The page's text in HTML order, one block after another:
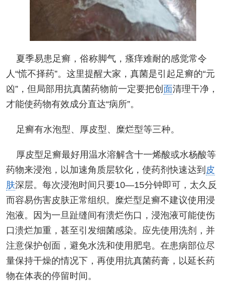
夏季易患足癣，俗称脚气，瘙痒难耐的感觉常令
人“慌不择药”。这里提醒大家，真菌是引起足癣的“元
凶”，但局部用抗真菌药物前一定要把创 面清理干净，
才能使药物有效成分直达“病所”。
足癣有水泡型、厚皮型、糜烂型等三种。
厚皮型足癣最好用温水溶解含十一烯酸或水杨酸等
药物来浸泡，以加速角质层软化，使药剂快速达到 皮
肤深层。每次浸泡时间只要10—15分钟即可，太久反
而容易伤害皮肤正常组织。糜烂型足癣不建议使用浸
泡液。因为一旦趾缝间有溃烂伤口，浸泡液可能使伤
口溃烂加重，甚至引发细菌感染。应先使用洗剂，并
注意保护创面，避免水洗和使用肥皂。在患病部位尽
量保持干燥的情况下，再使用抗真菌药膏，以延长药
物在体表的停留时间。